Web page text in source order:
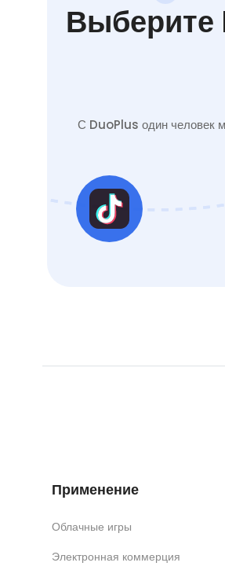
Выберите
С DuoPlus один человек
Применение
Облачные игры
Электронная коммерция